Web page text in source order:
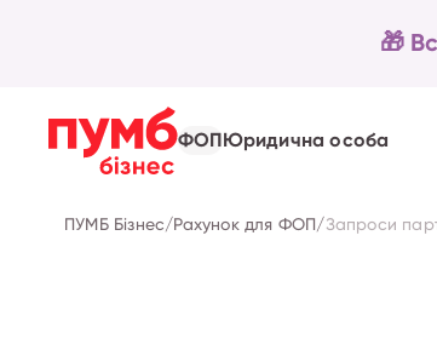
🎁
ФОП Юридична особа
ПУМБ Бізнес/ Рахунок для ФОП / Запроси